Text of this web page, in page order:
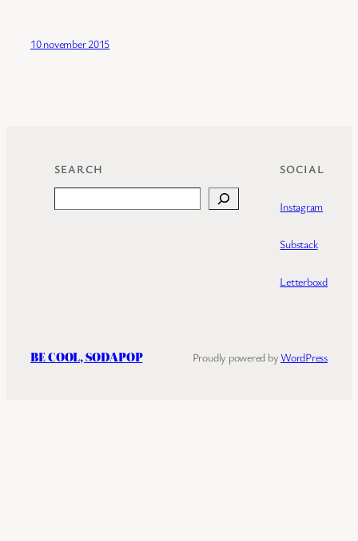
10 november 2015
SEARCH SOCIAL
Instagram
Substack
Letterboxd
BE COOL, SODAPOP Proudly powered byWordPress